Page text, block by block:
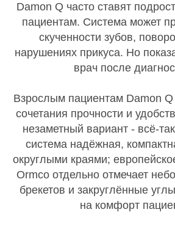
Damon Q часто ставят
пациентам. Система может
скученности зубов,
нарушениях прикуса. Но
врач после
Взрослым пациентам Damon Q
сочетания прочности и
незаметный вариант - всё-
система надёжная,
округлыми краями;
Ormco отдельно отмечает
брекетов и закруглённые
на комфорт